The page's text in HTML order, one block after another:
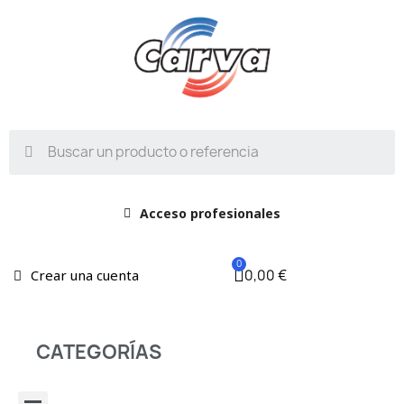
Acceso profesionales
Crear una cuenta 0,00 €
CATEGORÍAS